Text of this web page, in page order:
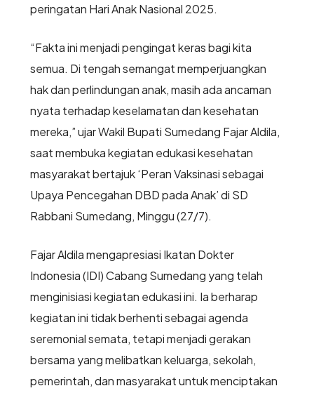
peringatan Hari Anak Nasional 2025.
“Fakta ini menjadi pengingat keras bagi kita
semua. Di tengah semangat memperjuangkan
hak dan perlindungan anak, masih ada ancaman
nyata terhadap keselamatan dan kesehatan
mereka,” ujar Wakil Bupati Sumedang Fajar Aldila,
saat membuka kegiatan edukasi kesehatan
masyarakat bertajuk ‘Peran Vaksinasi sebagai
Upaya Pencegahan DBD pada Anak’ di SD
Rabbani Sumedang, Minggu (27/7).
Fajar Aldila mengapresiasi Ikatan Dokter
Indonesia (IDI) Cabang Sumedang yang telah
menginisiasi kegiatan edukasi ini. Ia berharap
kegiatan ini tidak berhenti sebagai agenda
seremonial semata, tetapi menjadi gerakan
bersama yang melibatkan keluarga, sekolah,
pemerintah, dan masyarakat untuk menciptakan